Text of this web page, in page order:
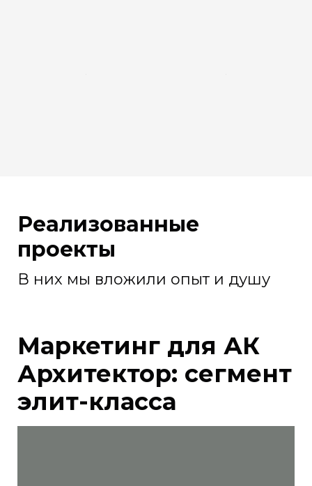
Реализованные
проекты
В них мы вложили опыт и душу
Маркетинг для АК
Архитектор: сегмент
элит-класса